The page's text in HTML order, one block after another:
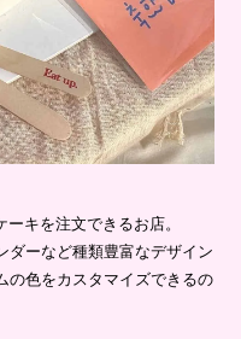
キを注文できるお店。
ダーなど種類豊富なデザイン
の色をカスタマイズできるの